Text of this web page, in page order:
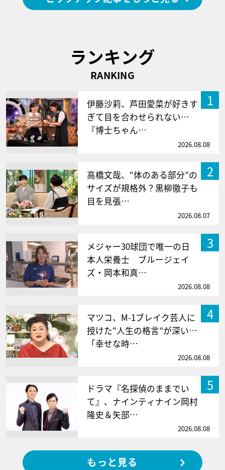
ランキング
RANKING
1
伊藤沙莉、芦田愛菜が好きす
ぎて目を合わせられない…
『博士ちゃん…
2026.08.08
2
高橋文哉、“体のある部分”の
サイズが規格外？黒柳徹子も
目を見張…
2026.08.07
3
メジャー30球団で唯一の日
本人栄養士 ブルージェイ
ズ・岡本和真…
2026.08.08
4
マツコ、M-1ブレイク芸人に
授けた“人生の格言”が深い…
「幸せな時…
2026.08.08
5
ドラマ『名探偵のままでい
て』、ナインティナイン岡村
隆史＆矢部…
2026.08.08
もっと見る